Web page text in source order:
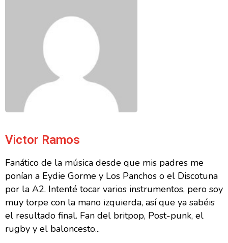
Victor Ramos
Fanático de la música desde que mis padres me
ponían a Eydie Gorme y Los Panchos o el Discotuna
por la A2. Intenté tocar varios instrumentos, pero soy
muy torpe con la mano izquierda, así que ya sabéis
el resultado final. Fan del britpop, Post-punk, el
rugby y el baloncesto...